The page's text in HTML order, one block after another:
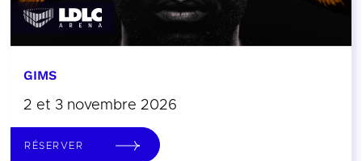
GIMS
2 et 3 novembre 2026
RÉSERVER